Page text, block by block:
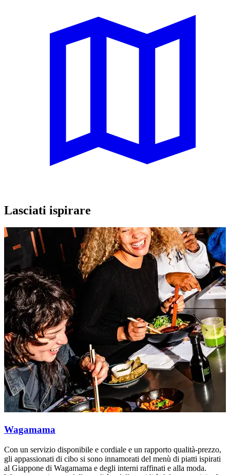
Lasciati ispirare
Wagamama
Con un servizio disponibile e cordiale e un rapporto qualità-prezzo,
gli appassionati di cibo si sono innamorati del menù di piatti ispirati
al Giappone di Wagamama e degli interni raffinati e alla moda.